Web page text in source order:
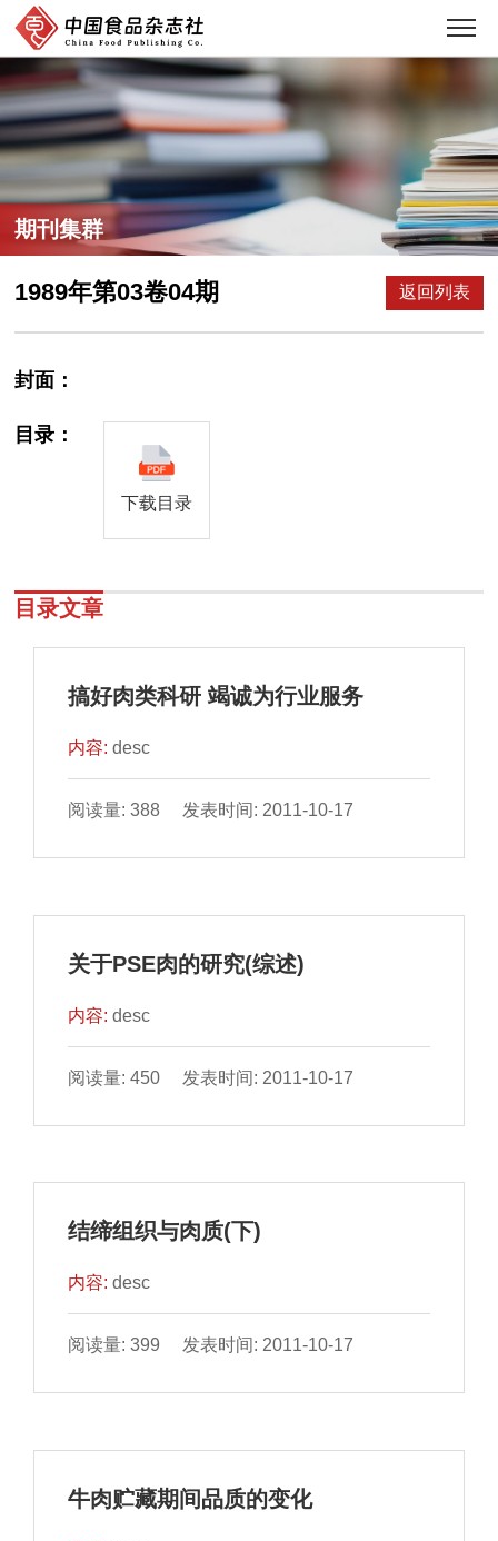
期刊集群
1989年第03卷04期 返回列表
封面：
目录：
下载目录
目录文章
搞好肉类科研 竭诚为行业服务
内容:desc
阅读量: 388 发表时间: 2011-10-17
关于PSE肉的研究(综述)
内容:desc
阅读量: 450 发表时间: 2011-10-17
结缔组织与肉质(下)
内容:desc
阅读量: 399 发表时间: 2011-10-17
牛肉贮藏期间品质的变化